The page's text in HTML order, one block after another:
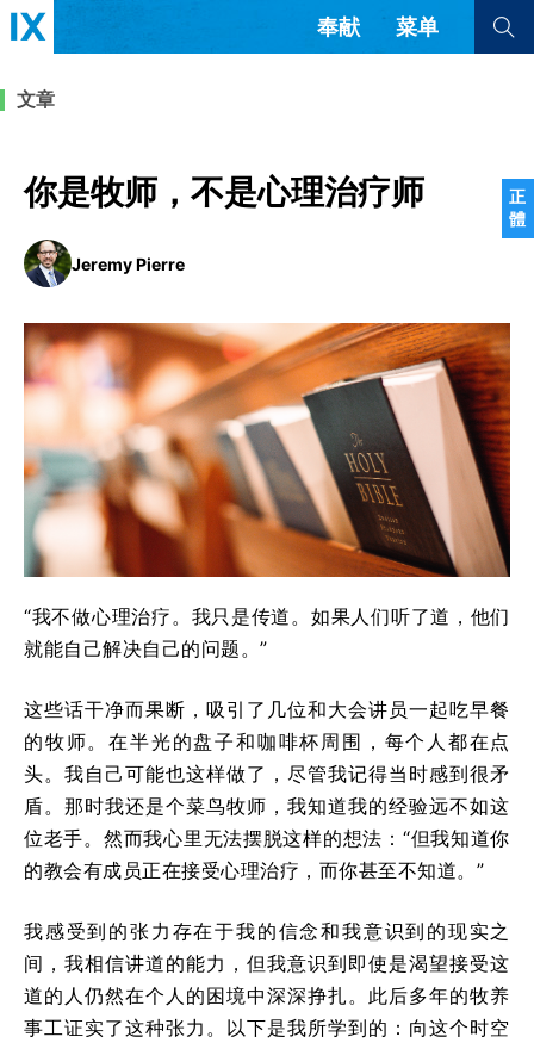
正
體
奉献 菜单
教会带领 解经式讲道与神学
福音传讲与宣教 成员制与教会纪律
团契生活与祷告
查看全部
查看全部
简体中文 正體中文
英语
西班牙语
葡萄牙语
俄语
达里语
波斯语
法语
罗马尼亚语
波兰语
越南语
意大利语
德语
韩语
土耳其语
阿拉伯语
阿尔巴尼亚语
塞尔维亚语 柬埔寨语
文章
你是牧师，不是心理治疗师
Jeremy Pierre
“我不做心理治疗。我只是传道。如果人们听了道，他们
就能自己解决自己的问题。”
这些话干净而果断，吸引了几位和大会讲员一起吃早餐
的牧师。在半光的盘子和咖啡杯周围，每个人都在点
头。我自己可能也这样做了，尽管我记得当时感到很矛
盾。那时我还是个菜鸟牧师，我知道我的经验远不如这
位老手。然而我心里无法摆脱这样的想法：“但我知道你
的教会有成员正在接受心理治疗，而你甚至不知道。”
我感受到的张力存在于我的信念和我意识到的现实之
间，我相信讲道的能力，但我意识到即使是渴望接受这
道的人仍然在个人的困境中深深挣扎。此后多年的牧养
事工证实了这种张力。以下是我所学到的：向这个时空